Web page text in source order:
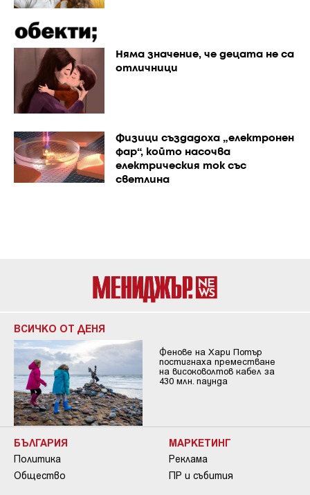
Няма значение, че децата не са
отличници
Физици създадоха „електронен
фар“, който насочва
електрическия ток със
светлина
ВСИЧКО ОТ ДЕНЯ
Фенове на Хари Потър
постигнаха преместване
на високоволтов кабел за
430 млн. паунда
БЪЛГАРИЯ
Политика
Общество
МАРКЕТИНГ
Реклама
ПР и събития